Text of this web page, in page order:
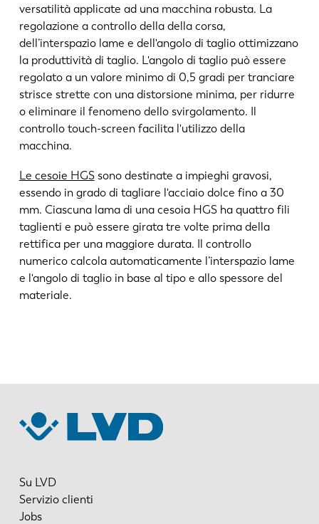
versatilità applicate ad una macchina robusta. La
regolazione a controllo della della corsa,
dell’interspazio lame e dell'angolo di taglio ottimizzano
la produttività di taglio. L'angolo di taglio può essere
regolato a un valore minimo di 0,5 gradi per tranciare
strisce strette con una distorsione minima, per ridurre
o eliminare il fenomeno dello svirgolamento. Il
controllo touch-screen facilita l'utilizzo della
macchina.
Le cesoie HGSsono destinate a impieghi gravosi,
essendo in grado di tagliare l'acciaio dolce fino a 30
mm. Ciascuna lama di una cesoia HGS ha quattro fili
taglienti e può essere girata tre volte prima della
rettifica per una maggiore durata. Il controllo
numerico calcola automaticamente l’interspazio lame
e l'angolo di taglio in base al tipo e allo spessore del
materiale.
Su LVD
Servizio clienti
Jobs